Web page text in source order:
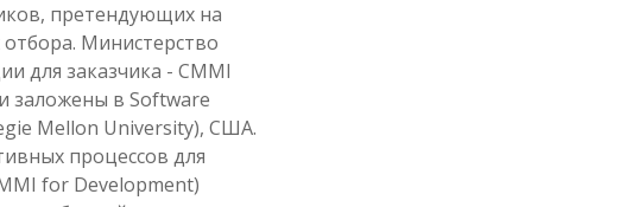
претендующих на
Министерство
для заказчика - CMMI
заложены в Software
Mellon University), США.
процессов для
for Development)